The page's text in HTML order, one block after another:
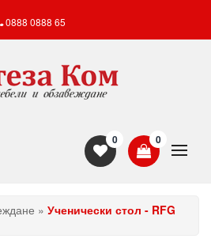
0888 0888 65
0
0
» Ученически стол - RFG